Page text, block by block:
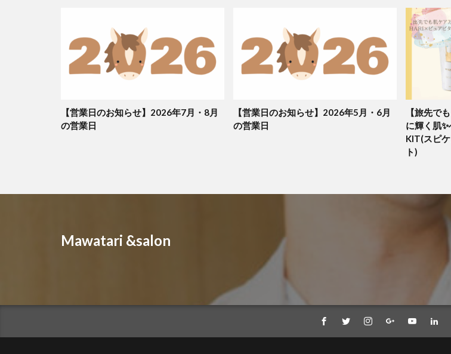
【営業日のお知らせ】2026年7月・8月
の営業日
【営業日のお知らせ】2026年5月・6月
の営業日
【旅先で
に輝く肌
KIT(スピ
ト)
Mawatari &salon